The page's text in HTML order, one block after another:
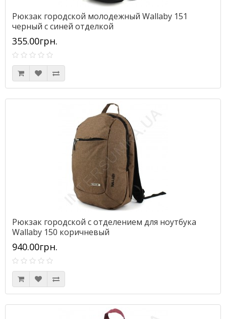
Рюкзак городской молодежный Wallaby 151
черный с синей отделкой
355.00грн.
Рюкзак городской с отделением для ноутбука
Wallaby 150 коричневый
940.00грн.